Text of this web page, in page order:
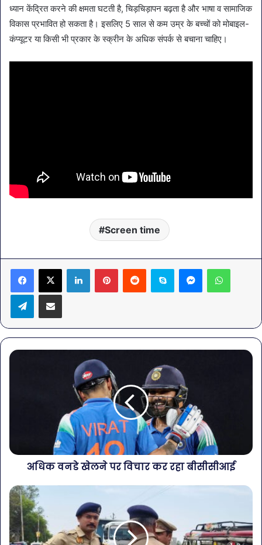
ध्यान केंद्रित करने की क्षमता घटती है, चिड़चिड़ापन बढ़ता है और भाषा व सामाजिक
विकास प्रभावित हो सकता है। इसलिए 5 साल से कम उम्र के बच्चों को मोबाइल-
कंप्यूटर या किसी भी प्रकार के स्क्रीन के अधिक संपर्क से बचाना चाहिए।
Screen time
LinkedInPinterestReddit Skype Messenger
TelegramShare via Email
अधिक वनडे खेलने पर विचार कर रहा बीसीसीआई